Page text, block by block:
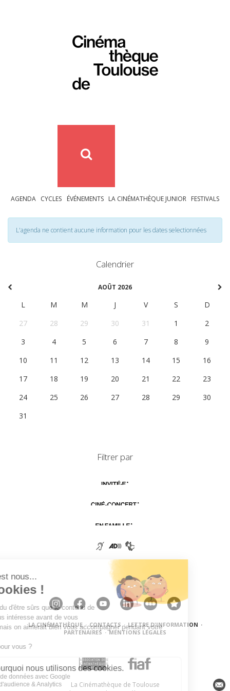
AGENDA CYCLES ÉVÉNEMENTS LA CINÉMATHÈQUE JUNIOR FESTIVALS
L'agenda ne contient aucune information pour les dates selectionnées
Calendrier
AOÛT 2026
L M M J V S
D
27
28 29 30 31 1
2
3
4 5 6 7 8
9
10
11 12 13 14 15
16
17
18 19 20 21 22
23
24
25 26 27 28 29
30
31
Filtrer par
LA CINÉMATHÈQUE · CONTACTS · LETTRE D'INFORMATION ·
PARTENAIRES · MENTIONS LÉGALES
La Cinémathèque de Toulouse